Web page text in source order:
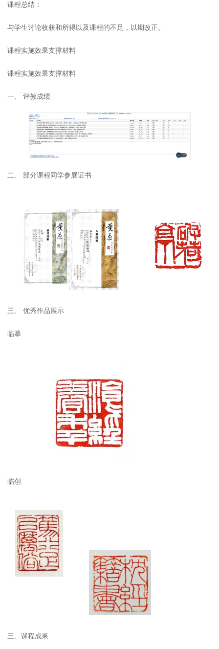
课程总结：
与学生讨论收获和所得以及课程的不足，以期改正。
课程实施效果支撑材料
课程实施效果支撑材料
一、 评教成绩
二、 部分课程同学参展证书
三、 优秀作品展示
临摹
临创
三、课程成果